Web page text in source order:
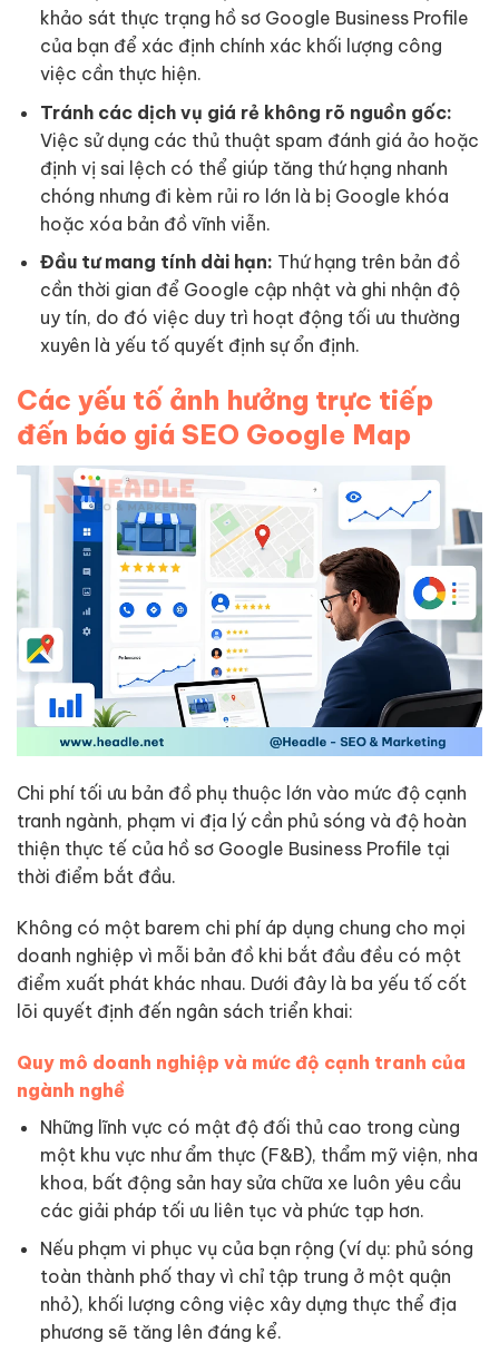
khảo sát thực trạng hồ sơ Google Business Profile
của bạn để xác định chính xác khối lượng công
việc cần thực hiện.
Tránh các dịch vụ giá rẻ không rõ nguồn gốc:
Việc sử dụng các thủ thuật spam đánh giá ảo hoặc
định vị sai lệch có thể giúp tăng thứ hạng nhanh
chóng nhưng đi kèm rủi ro lớn là bị Google khóa
hoặc xóa bản đồ vĩnh viễn.
Đầu tư mang tính dài hạn: Thứ hạng trên bản đồ
cần thời gian để Google cập nhật và ghi nhận độ
uy tín, do đó việc duy trì hoạt động tối ưu thường
xuyên là yếu tố quyết định sự ổn định.
Các yếu tố ảnh hưởng trực tiếp
đến báo giá SEO Google Map
Chi phí tối ưu bản đồ phụ thuộc lớn vào mức độ cạnh
tranh ngành, phạm vi địa lý cần phủ sóng và độ hoàn
thiện thực tế của hồ sơ Google Business Profile tại
thời điểm bắt đầu.
Không có một barem chi phí áp dụng chung cho mọi
doanh nghiệp vì mỗi bản đồ khi bắt đầu đều có một
điểm xuất phát khác nhau. Dưới đây là ba yếu tố cốt
lõi quyết định đến ngân sách triển khai:
Quy mô doanh nghiệp và mức độ cạnh tranh của
ngành nghề
Những lĩnh vực có mật độ đối thủ cao trong cùng
một khu vực như ẩm thực (F&B), thẩm mỹ viện, nha
khoa, bất động sản hay sửa chữa xe luôn yêu cầu
các giải pháp tối ưu liên tục và phức tạp hơn.
Nếu phạm vi phục vụ của bạn rộng (ví dụ: phủ sóng
toàn thành phố thay vì chỉ tập trung ở một quận
nhỏ), khối lượng công việc xây dựng thực thể địa
phương sẽ tăng lên đáng kể.